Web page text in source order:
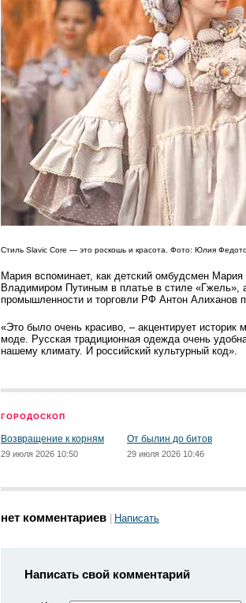
Стиль Slavic Core — это роскошь и красота. Фото: Юлия
Мария вспоминает, как дет­ский омбудсмен
Владимиро­м Путины­м в платье в стиле «Гжель»,
промышленности и торговли РФ Антон Алиханов
«Это было очень красиво, – акцентирует
моде. Русская традиционная одежда очень
нашему климату. И российский культурный код».
ГОРОДОСКОП
Возвращение к корням
29 июля 2026 10:50
От былин до битов
29 июля 2026 10:46
нет комментариев Написать
Написать свой комментарий